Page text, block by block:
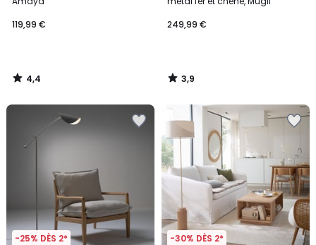
119,99 €
4,4
/
249,99 €
3,9
/
-25% DÈS 2* -30% DÈS 2*